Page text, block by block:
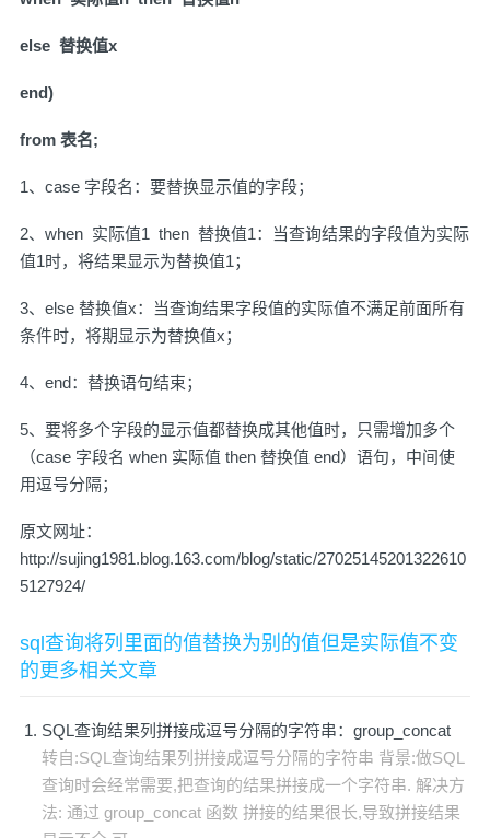
else 替换值x
end)
from 表名;
1、case 字段名：要替换显示值的字段；
2、when 实际值1 then 替换值1：当查询结果的字段值为实际
值1时，将结果显示为替换值1；
3、else 替换值x：当查询结果字段值的实际值不满足前面所有
条件时，将期显示为替换值x；
4、end：替换语句结束；
5、要将多个字段的显示值都替换成其他值时，只需增加多个
（case 字段名 when 实际值 then 替换值 end）语句，中间使
用逗号分隔；
原文网址：
http://sujing1981.blog.163.com/blog/static/27025145201322610
5127924/
sql查询将列里面的值替换为别的值但是实际值不变
的更多相关文章
SQL查询结果列拼接成逗号分隔的字符串：group_concat
转自:SQL查询结果列拼接成逗号分隔的字符串 背景:做SQL
查询时会经常需要,把查询的结果拼接成一个字符串. 解决方
法: 通过 group_concat 函数 拼接的结果很长,导致拼接结果